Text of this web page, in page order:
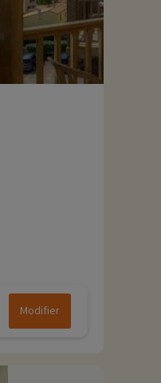
Modifier